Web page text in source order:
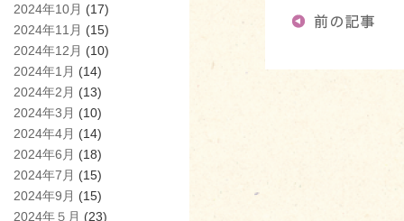
2024年10月 (17)
2024年11月 (15)
2024年12月 (10)
2024年1月 (14)
2024年2月 (13)
2024年3月 (10)
2024年4月 (14)
2024年6月 (18)
2024年7月 (15)
2024年9月 (15)
2024年５月 (23)